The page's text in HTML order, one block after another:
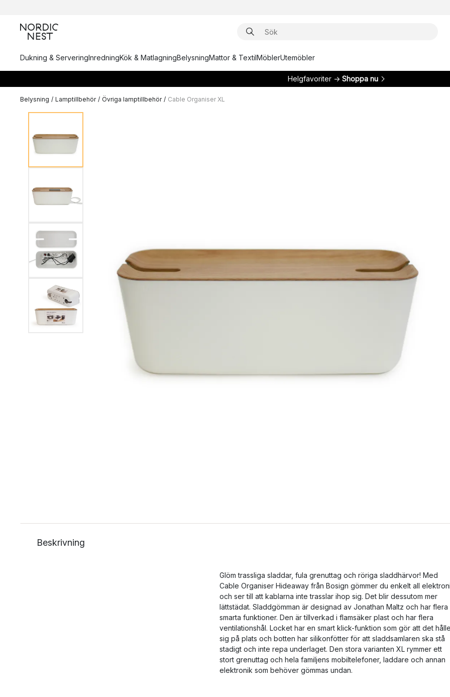
Dukning & ServeringInredningKök & MatlagningBelysningMattor & TextilMöblerUtemöbler
Helgfavoriter → Shoppa nu
Belysning / Lamptillbehör / Övriga lamptillbehör / Cable Organiser XL
Beskrivning
Glöm trassliga sladdar, fula grenuttag och röriga sladdhärvor! Med
Cable Organiser Hideaway från Bosign gömmer du enkelt all
och ser till att kablarna inte trasslar ihop sig. Det blir dessutom mer
lättstädat. Sladdgömman är designad av Jonathan Maltz och har flera
smarta funktioner. Den är tillverkad i flamsäker plast och har flera
ventilationshål. Locket har en smart klick-funktion som gör att det
sig på plats och botten har silikonfötter för att sladdsamlaren ska stå
stadigt och inte repa underlaget. Den stora varianten XL rymmer ett
stort grenuttag och hela familjens mobiltelefoner, laddare och annan
elektronik som behöver gömmas undan.